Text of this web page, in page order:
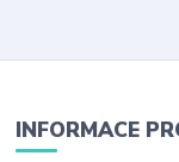
INFORMACE